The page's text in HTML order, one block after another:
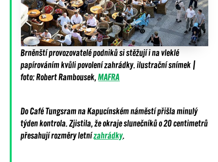
Brněnští provozovatelé podniků si stěžují i na vleklé
papírováním kvůli povolení zahrádky. ilustrační snímek |
foto: Robert Rambousek, MAFRA
Do Café Tungsram na Kapucínském náměstí přišla minulý
týden kontrola. Zjistila, že okraje slunečníků o 20 centimetrů
přesahují rozměry letnízahrádky